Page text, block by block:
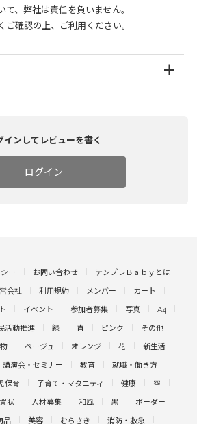
、弊社は責任を負いません。
ご確認の上、ご利用ください。
インしてレビューを書く
ログイン
ー お問い合わせ テンプレＢａｂｙとは
会社 利用規約 メンバー カート
イベント 参加者募集 写真 A4
活動推進 緑 青 ピンク その他
ベージュ オレンジ 花 新生活
講演会・セミナー 教育 就職・働き方
保育 子育て・マタニティ 健康 空
状 人材募集 和風 黒 ボーダー
品 美容 むらさき 消防・救急